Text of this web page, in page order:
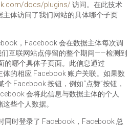
docs/plugins/ 访问。在此技术
体访问了我们网站的具体哪个子页
，Facebook 会在数据主体每次调
互联网站点停留的整个期间——检测到
的哪个具体子页面。此信息通过
的相应 Facebook 账户关联。如果数
Facebook 按钮，例如“点赞”按钮，
会将此信息与数据主体的个人
些个人数据。
同时登录了 Facebook，Facebook 总